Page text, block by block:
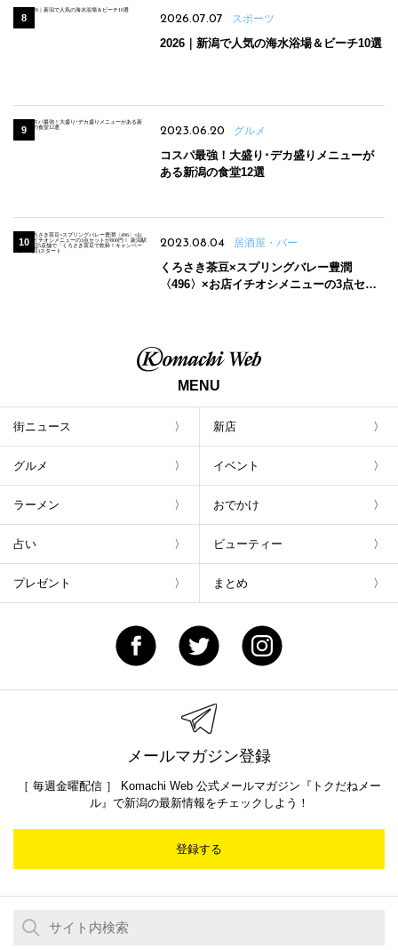
2026.07.07 スポーツ
2026｜新潟で人気の海水浴場＆ビーチ10選
2023.06.20 グルメ
コスパ最強！大盛り･デカ盛りメニューが
ある新潟の食堂12選
2023.08.04 居酒屋・バー
くろさき茶豆×スプリングバレー豊潤
〈496〉×お店イチオシメニューの3点セッ
MENU
街ニュース 新店
グルメ イベント
ラーメン おでかけ
占い ビューティー
プレゼント まとめ
メールマガジン登録
［ 毎週金曜配信 ］ Komachi Web 公式メールマガジン『トクだねメー
ル』で新潟の最新情報をチェックしよう！
登録する